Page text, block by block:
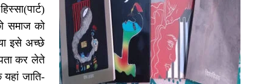
समाज को
इसे अच्छे
कर लेते
जाति-